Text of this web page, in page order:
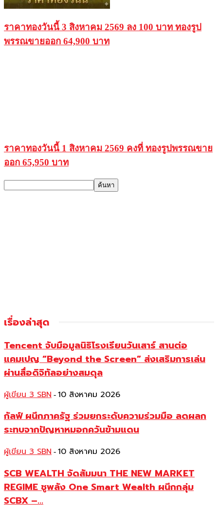
ราคาทองวันนี้ 3 สิงหาคม 2569 ลง 100 บาท ทองรูป
พรรณขายออก 64,900 บาท
ราคาทองวันนี้ 1 สิงหาคม 2569 คงที่ ทองรูปพรรณขาย
ออก 65,950 บาท
เรื่องล่าสุด
Tencent จับมือมูลนิธิโรงเรียนวันเสาร์ สานต่อ
แคมเปญ “Beyond the Screen” ส่งเสริมการเล่น
ผ่านสื่อดิจิทัลอย่างสมดุล
ผู้เขียน 3 SBN - 10 สิงหาคม 2026
กัลฟ์ ผนึกภาครัฐ ร่วมยกระดับความร่วมมือ ลดผลก
ระทบจากปัญหาหมอกควันข้ามแดน
ผู้เขียน 3 SBN - 10 สิงหาคม 2026
SCB WEALTH จัดสัมมนา THE NEW MARKET
REGIME ชูพลัง One Smart Wealth ผนึกกลุ่ม
SCBX –...